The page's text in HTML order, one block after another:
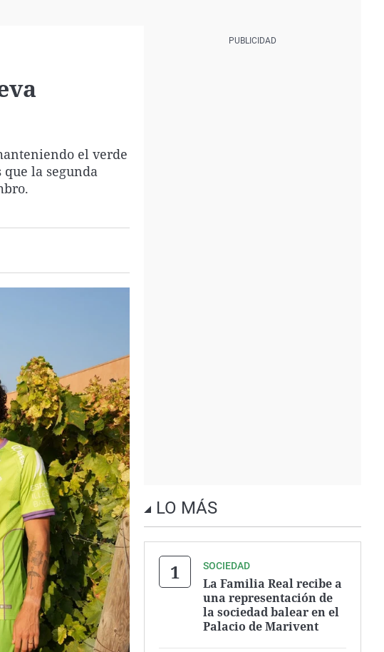
el verde
la segunda
LO MÁS
SOCIEDAD
La Familia Real recibe a
una representación de
la sociedad balear en el
Palacio de Marivent